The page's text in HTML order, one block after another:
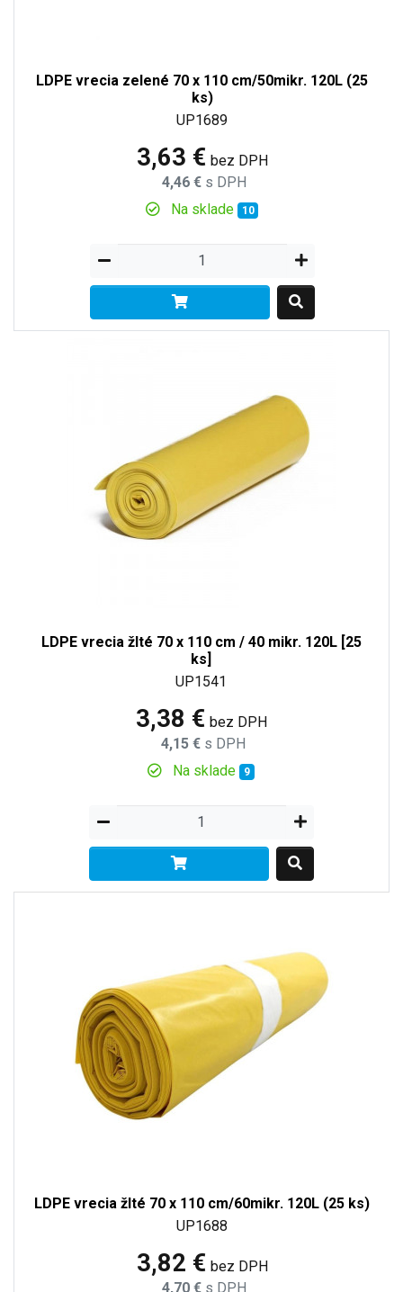
LDPE vrecia zelené 70 x 110 cm/50mikr. 120L (25
ks)
UP1689
3,63 € bez DPH
4,46 € s DPH
Na sklade
10
LDPE vrecia žlté 70 x 110 cm / 40 mikr. 120L [25
ks]
UP1541
3,38 € bez DPH
4,15 € s DPH
Na sklade 9
LDPE vrecia žlté 70 x 110 cm/60mikr. 120L (25 ks)
UP1688
3,82 € bez DPH
4,70 € s DPH